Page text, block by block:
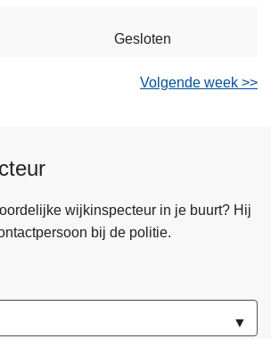
Gesloten
Volgende week >>
wijkinspecteur in je buurt? Hij
bij de politie.
▼